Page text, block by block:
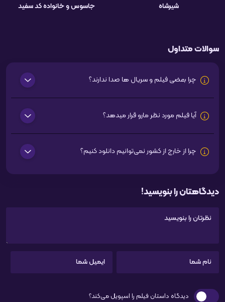
شیرشاه جاسوس و خانواده کد سفید
سوالات متداول
چرا بعضی فیلم و سریال ها صدا ندارند؟
آیا فیلم مورد نظر مارو قرار میدهد؟
چرا از خارج از کشور نمی‌توانیم دانلود کنیم؟
دیدگاهتان را بنویسید!
دیدگاه داستان فیلم را اسپویل می‌کند؟